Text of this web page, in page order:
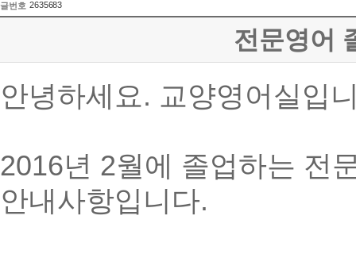
글번호 2635683
전문영어
안녕하세요. 교양영어실입
2016년 2월에 졸업하는 전
안내사항입니다.